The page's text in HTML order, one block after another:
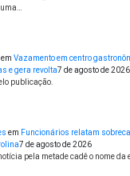
em Vazamento em centro
e gera revolta7 de agosto de 2026
publicação.
em Funcionários relatam
7 de agosto de 2026
pela metade cadê o nome da